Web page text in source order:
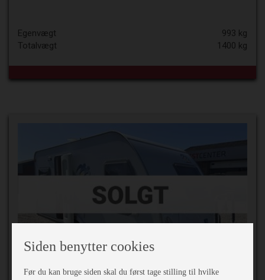
Egenvægt
993 kg
Totalvægt
1400 kg
Siden benytter cookies
Før du kan bruge siden skal du først tage stilling til hvilke